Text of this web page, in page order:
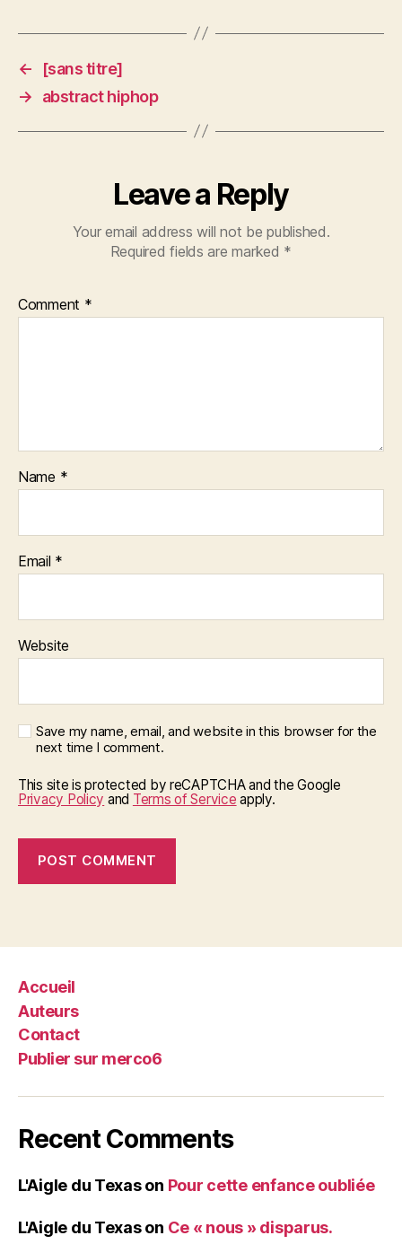
←
[sans titre]
→
abstract hiphop
Leave a Reply
Your email address will not be published.
Required fields are marked *
Comment *
Name *
Email *
Website
Save my name, email, and website in this browser for the
next time I comment.
This site is protected by reCAPTCHA and the Google
Privacy Policy and Terms of Service apply.
Accueil
Auteurs
Contact
Publier sur merco6
Recent Comments
L'Aigle du Texason Pour cette enfance oubliée
L'Aigle du Texason Ce « nous » disparus.